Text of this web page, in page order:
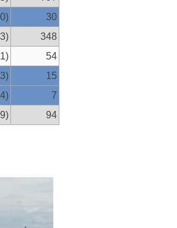
30
348
54
15
7
94